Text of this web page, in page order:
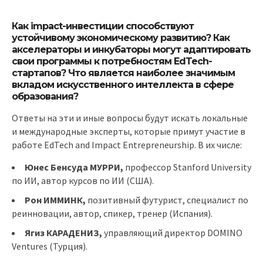
Как impact-инвестиции способствуют
устойчивому экономическому развитию? Как
акселераторы и инкубаторы могут адаптировать
свои программы к потребностям EdTech-
стартапов? Что является наиболее значимым
вкладом искусственного интеллекта в сфере
образования?
Ответы на эти и иные вопросы будут искать локальные
и международные эксперты, которые примут участие в
работе EdTech and Impact Entrepreneurship. В их числе:
Юнес Бенсуда МУРРИ, профессор Stanford University
по ИИ, автор курсов по ИИ (США).
Рон ИММИНК, позитивный футурист, специалист по
реинновации, автор, спикер, тренер (Испания).
Ягиз КАРАДЕНИЗ, управляющий директор DOMINO
Ventures (Турция).